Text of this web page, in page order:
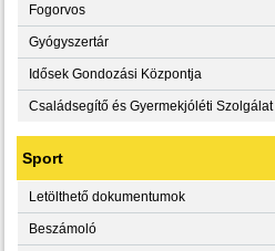
Fogorvos
Gyógyszertár
Idősek Gondozási Központja
Családsegítő és Gyermekjóléti Szolgálat
Sport
Letölthető dokumentumok
Beszámoló